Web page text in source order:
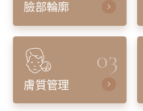
臉部輪廓
03
膚質管理